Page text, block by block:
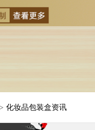
> 化妆品包装盒资讯